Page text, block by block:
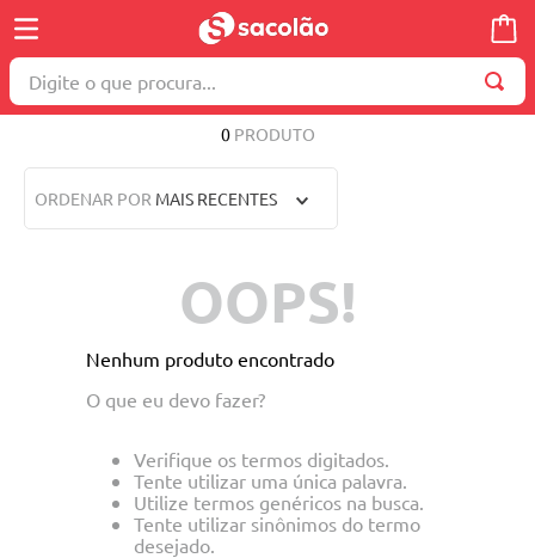
Digite o que procura...
0 PRODUTO
ORDENAR POR MAIS RECENTES
OOPS!
Nenhum produto encontrado
O que eu devo fazer?
Verifique os termos digitados.
Tente utilizar uma única palavra.
Utilize termos genéricos na busca.
Tente utilizar sinônimos do termo
desejado.
TERMOS MAIS BUSCADOS
1º
wella
4º
toalha
8º
mesa dobrável notebook
9º
berço